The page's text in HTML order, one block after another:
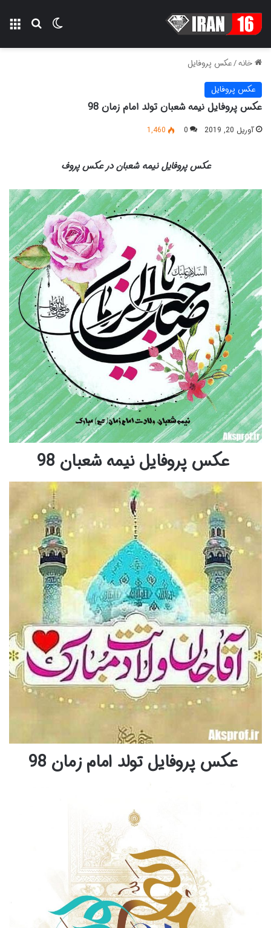
تغییر پوسته
خانه/عکس پروفایل
عکس پروفایل
عکس پروفایل نیمه شعبان تولد امام زمان 98
آوریل 20, 2019 0
1,460
عکس پروفایل نیمه شعبان در عکس پروف
عکس پروفایل نیمه شعبان 98
عکس پروفایل تولد امام زمان 98